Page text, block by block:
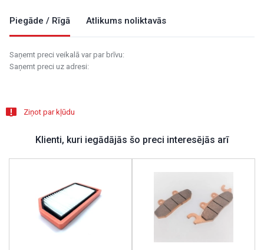
Piegāde / Rīgā Atlikums noliktavās
Saņemt preci veikalā var par brīvu:
Saņemt preci uz adresi:
Ziņot par kļūdu
Klienti, kuri iegādājās šo preci interesējās arī